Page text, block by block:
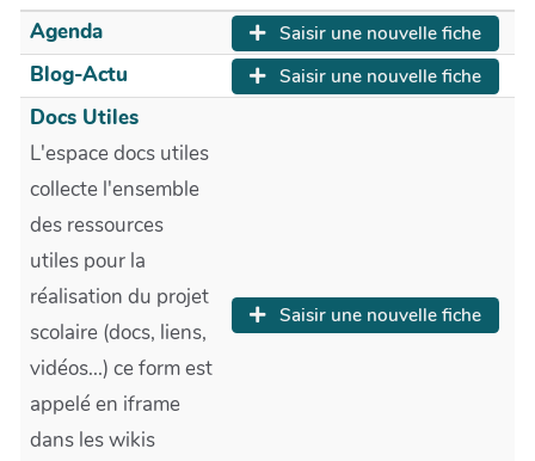
Agenda
Saisir une nouvelle fiche
Blog-Actu Saisir une nouvelle fiche
Docs Utiles
L'espace docs utiles
collecte l'ensemble
des ressources
utiles pour la
réalisation du projet
scolaire (docs, liens,
vidéos...) ce form est
appelé en iframe
dans les wikis
Saisir une nouvelle fiche